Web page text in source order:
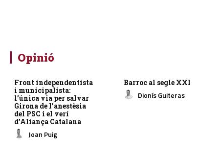
Opinió
Front independentista
i municipalista:
l’única via per salvar
Girona de l’anestèsia
del PSC i el verí
d’Aliança Catalana
Joan Puig
Barroc al segle XXI
Dionís Guiteras